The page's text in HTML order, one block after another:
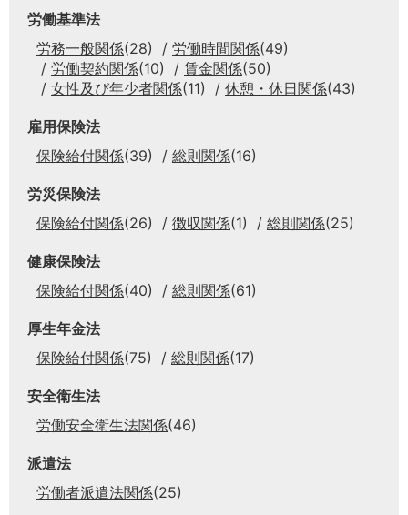
労働基準法
労務一般関係(28) 労働時間関係(49)
労働契約関係(10) 賃金関係(50)
女性及び年少者関係(11) 休憩・休日関係(43)
雇用保険法
保険給付関係(39) 総則関係(16)
労災保険法
保険給付関係(26) 徴収関係(1) 総則関係(25)
健康保険法
保険給付関係(40) 総則関係(61)
厚生年金法
保険給付関係(75) 総則関係(17)
安全衛生法
労働安全衛生法関係(46)
派遣法
労働者派遣法関係(25)